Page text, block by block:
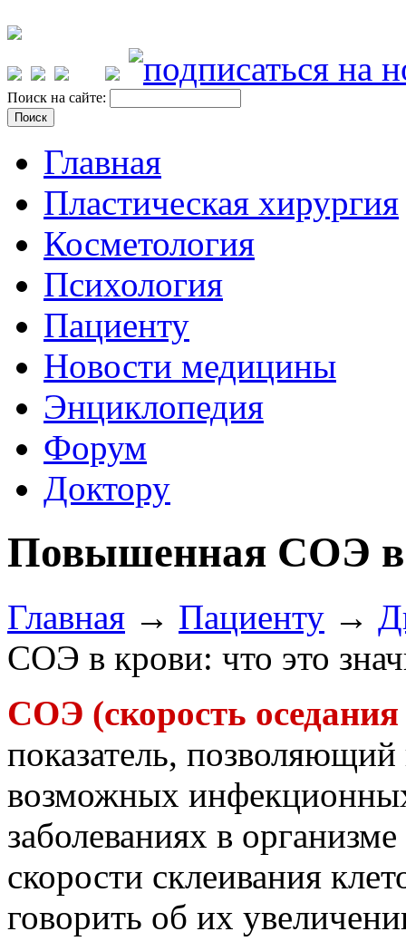
Поиск на сайте:
Главная
Пластическая хирургия
Косметология
Психология
Пациенту
Новости медицины
Энциклопедия
Форум
Доктору
Повышенная СОЭ в
Главная → Пациенту →
СОЭ в крови: что это
СОЭ (скорость
показатель,
возможных
заболеваниях в
скорости склеивания
говорить об их